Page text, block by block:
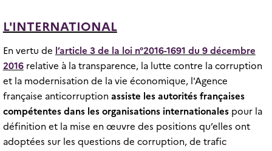
L'INTERNATIONAL
En vertu de l’article 3 de la loi n°2016-1691 du 9 décembre
2016relative à la transparence, la lutte contre la corruption
et la modernisation de la vie économique, l'Agence
française anticorruption assiste les autorités françaises
compétentes dans les organisations internationalespour la
définition et la mise en œuvre des positions qu’elles ont
adoptées sur les questions de corruption, de trafic